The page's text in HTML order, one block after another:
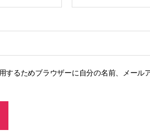
するためブラウザーに自分の名前、メール